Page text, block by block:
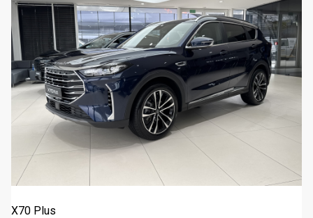
Jetour X70 Plus 1.5T DCT 2025
X70 Plus